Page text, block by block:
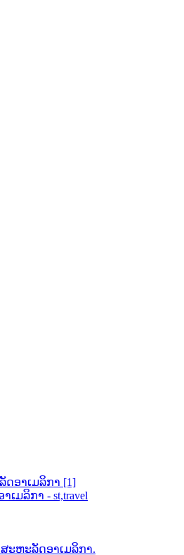
ດອາເມລິກາ [1]
ມລິກາ - st,travel
ສະຫະລັດອາເມລິກາ.